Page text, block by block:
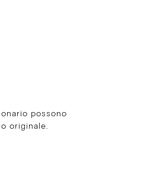
possono
originale.